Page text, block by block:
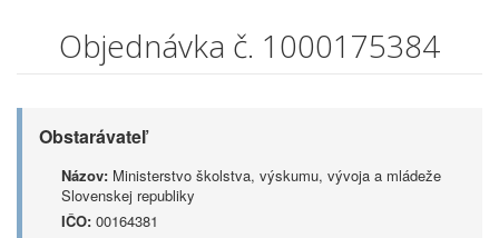
Objednávka č. 1000175384
Obstarávateľ
Názov: Ministerstvo školstva, výskumu, vývoja a mládeže
Slovenskej republiky
IČO: 00164381